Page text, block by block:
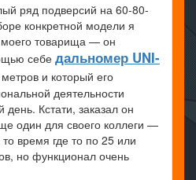
ряд подверсий на 60-80-
конкретной модели я
моего товарища — он
себе дальномер UNI-
и который его
деятельности
Кстати, заказал он
один для своего коллеги —
время где то по 25 или
но функционал очень